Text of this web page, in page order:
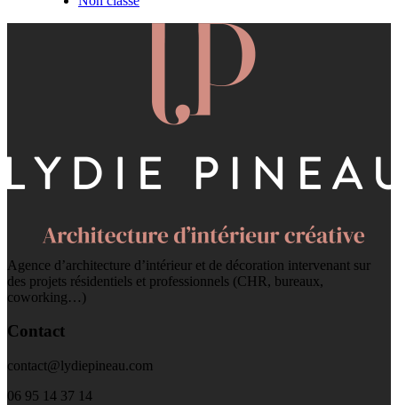
Agence d’architecture d’intérieur et de décoration intervenant sur
des projets résidentiels et professionnels (CHR, bureaux,
coworking…)
Contact
contact@lydiepineau.com
06 95 14 37 14